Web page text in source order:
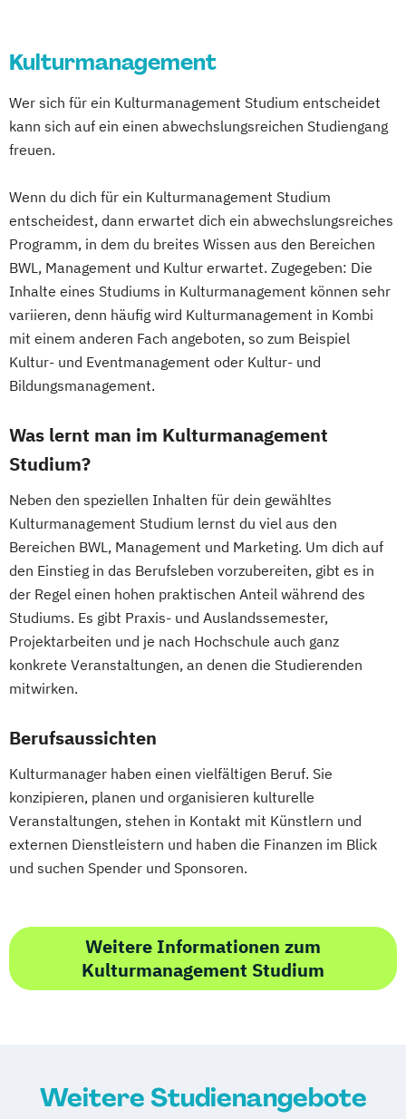
Kulturmanagement
Wer sich für ein Kulturmanagement Studium entscheidet
kann sich auf ein einen abwechslungsreichen Studiengang
freuen.
Wenn du dich für ein Kulturmanagement Studium
entscheidest, dann erwartet dich ein abwechslungsreiches
Programm, in dem du breites Wissen aus den Bereichen
BWL, Management und Kultur erwartet. Zugegeben: Die
Inhalte eines Studiums in Kulturmanagement können sehr
variieren, denn häufig wird Kulturmanagement in Kombi
mit einem anderen Fach angeboten, so zum Beispiel
Kultur- und Eventmanagement oder Kultur- und
Bildungsmanagement.
Was lernt man im Kulturmanagement
Studium?
Neben den speziellen Inhalten für dein gewähltes
Kulturmanagement Studium lernst du viel aus den
Bereichen BWL, Management und Marketing. Um dich auf
den Einstieg in das Berufsleben vorzubereiten, gibt es in
der Regel einen hohen praktischen Anteil während des
Studiums. Es gibt Praxis- und Auslandssemester,
Projektarbeiten und je nach Hochschule auch ganz
konkrete Veranstaltungen, an denen die Studierenden
mitwirken.
Berufsaussichten
Kulturmanager haben einen vielfältigen Beruf. Sie
konzipieren, planen und organisieren kulturelle
Veranstaltungen, stehen in Kontakt mit Künstlern und
externen Dienstleistern und haben die Finanzen im Blick
und suchen Spender und Sponsoren.
Weitere Informationen zum
Kulturmanagement Studium
Weitere Studienangebote